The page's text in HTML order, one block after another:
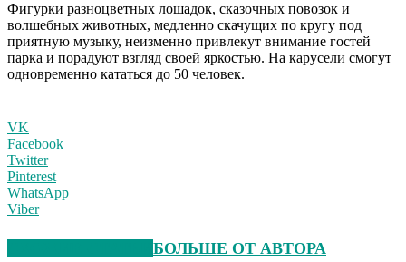
Фигурки разноцветных лошадок, сказочных повозок и
волшебных животных, медленно скачущих по кругу под
приятную музыку, неизменно привлекут внимание гостей
парка и порадуют взгляд своей яркостью. На карусели смогут
одновременно кататься до 50 человек.
VK
Facebook
Twitter
Pinterest
WhatsApp
Viber
БОЛЬШЕ ОТ АВТОРА